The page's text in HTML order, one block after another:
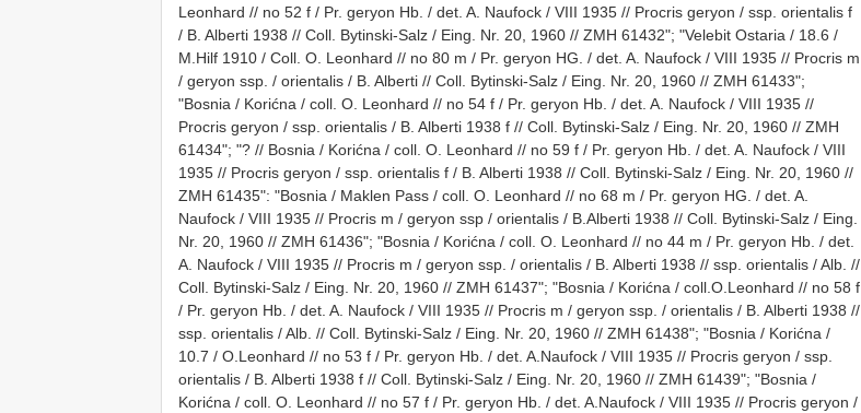
Leonhard // no 52 f / Pr. geryon Hb. / det. A. Naufock / VIII 1935 // Procris geryon / ssp. orientalis f
/ B. Alberti 1938 // Coll. Bytinski-Salz / Eing. Nr. 20, 1960 // ZMH 61432"; "Velebit Ostaria / 18.6 /
M.Hilf 1910 / Coll. O. Leonhard // no 80 m / Pr. geryon HG. / det. A. Naufock / VIII 1935 // Procris m
/ geryon ssp. / orientalis / B. Alberti // Coll. Bytinski-Salz / Eing. Nr. 20, 1960 // ZMH 61433";
"Bosnia / Korićna / coll. O. Leonhard // no 54 f / Pr. geryon Hb. / det. A. Naufock / VIII 1935 //
Procris geryon / ssp. orientalis / B. Alberti 1938 f // Coll. Bytinski-Salz / Eing. Nr. 20, 1960 // ZMH
61434"; "? // Bosnia / Korićna / coll. O. Leonhard // no 59 f / Pr. geryon Hb. / det. A. Naufock / VIII
1935 // Procris geryon / ssp. orientalis f / B. Alberti 1938 // Coll. Bytinski-Salz / Eing. Nr. 20, 1960 //
ZMH 61435": "Bosnia / Maklen Pass / coll. O. Leonhard // no 68 m / Pr. geryon HG. / det. A.
Naufock / VIII 1935 // Procris m / geryon ssp / orientalis / B.Alberti 1938 // Coll. Bytinski-Salz / Eing.
Nr. 20, 1960 // ZMH 61436"; "Bosnia / Korićna / coll. O. Leonhard // no 44 m / Pr. geryon Hb. / det.
A. Naufock / VIII 1935 // Procris m / geryon ssp. / orientalis / B. Alberti 1938 // ssp. orientalis / Alb. //
Coll. Bytinski-Salz / Eing. Nr. 20, 1960 // ZMH 61437"; "Bosnia / Korićna / coll.O.Leonhard // no 58 f
/ Pr. geryon Hb. / det. A. Naufock / VIII 1935 // Procris m / geryon ssp. / orientalis / B. Alberti 1938 //
ssp. orientalis / Alb. // Coll. Bytinski-Salz / Eing. Nr. 20, 1960 // ZMH 61438"; "Bosnia / Korićna /
10.7 / O.Leonhard // no 53 f / Pr. geryon Hb. / det. A.Naufock / VIII 1935 // Procris geryon / ssp.
orientalis / B. Alberti 1938 f // Coll. Bytinski-Salz / Eing. Nr. 20, 1960 // ZMH 61439"; "Bosnia /
Korićna / coll. O. Leonhard // no 57 f / Pr. geryon Hb. / det. A.Naufock / VIII 1935 // Procris geryon /